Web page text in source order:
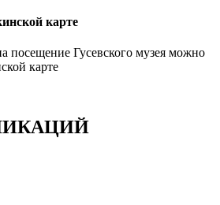
карте
посещение Гусевского музея можно
карте